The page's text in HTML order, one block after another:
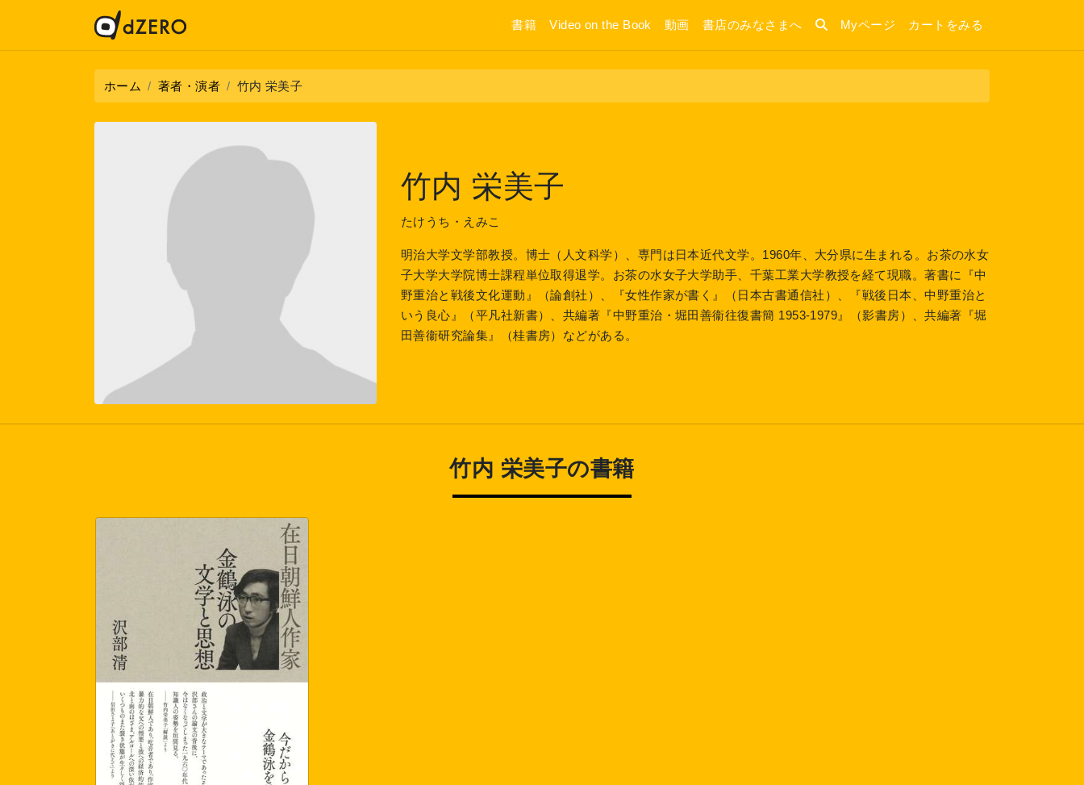
書籍 Video on the Book 動画 書店のみなさまへ Myページ カートをみる
ホーム 著者・演者 竹内 栄美子
竹内 栄美子
たけうち・えみこ
明治大学文学部教授。博士（人文科学）、専門は日本近代文学。1960年、大分県に生まれる。お茶の水女
子大学大学院博士課程単位取得退学。お茶の水女子大学助手、千葉工業大学教授を経て現職。著書に『中
野重治と戦後文化運動』（論創社）、『女性作家が書く』（日本古書通信社）、『戦後日本、中野重治と
いう良心』（平凡社新書）、共編著『中野重治・堀田善衞往復書簡 1953-1979』（影書房）、共編著『堀
田善衞研究論集』（桂書房）などがある。
竹内 栄美子の書籍